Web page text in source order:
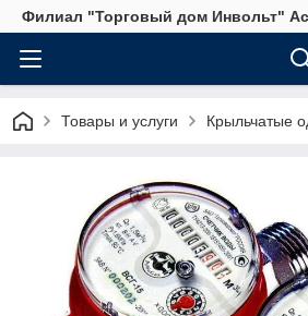
Филиал "Торговый дом Инвольт"
Товары и услуги Крыльчатые